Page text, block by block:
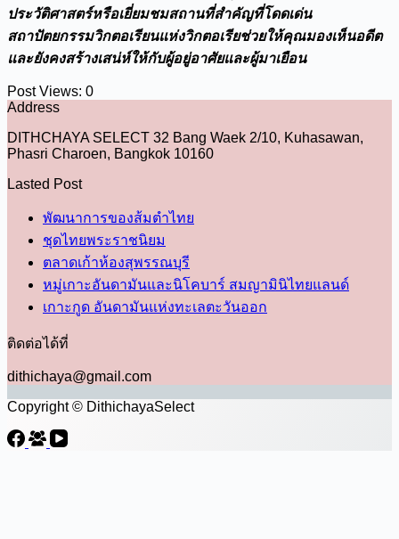
ประวัติศาสตร์หรือเยี่ยมชมสถานที่สำคัญที่โดดเด่น
สถาปัตยกรรมวิกตอเรียนแห่งวิกตอเรียช่วยให้คุณมองเห็นอดีต
และยังคงสร้างเสน่ห์ให้กับผู้อยู่อาศัยและผู้มาเยือน
Post Views: 0
Address
DITHCHAYA SELECT 32 Bang Waek 2/10, Kuhasawan,
Phasri Charoen, Bangkok 10160
Lasted Post
พัฒนาการของส้มตำไทย
ชุดไทยพระราชนิยม
ตลาดเก้าห้องสุพรรณบุรี
หมู่เกาะอันดามันและนิโคบาร์ สมญามินิไทยแลนด์
เกาะกูด อันดามันแห่งทะเลตะวันออก
ติดต่อได้ที่
dithichaya@gmail.com
Copyright © DithichayaSelect